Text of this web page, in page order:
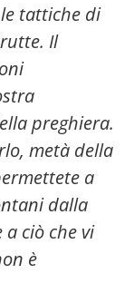
tattiche di
Il
preghiera.
metà della
a
dalla
ciò che vi
è